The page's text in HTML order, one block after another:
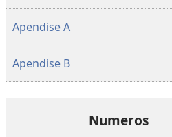
Apendise A
Apendise B
Numeros